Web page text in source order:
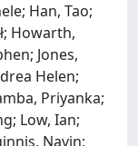
Han, Tao;
Howarth,
Jones,
Helen;
Priyanka;
Low, Ian;
Navin;